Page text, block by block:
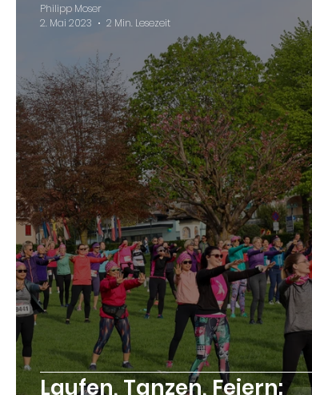
Laufen, Tanzen, Feiern:
Philipp Moser
2. Mai 2023
2 Min. Lesezeit